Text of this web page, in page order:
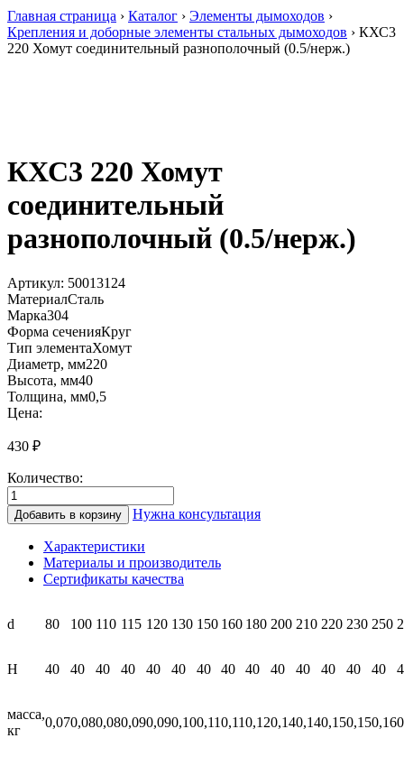
Главная страница › Каталог › Элементы дымоходов ›
Крепления и доборные элементы стальных дымоходов › КХС3
220 Хомут соединительный разнополочный (0.5/нерж.)
КХС3 220 Хомут
соединительный
разнополочный (0.5/нерж.)
Артикул: 50013124
МатериалСталь
Марка304
Форма сеченияКруг
Тип элементаХомут
Диаметр, мм220
Высота, мм40
Толщина, мм0,5
Цена:
430 ₽
Количество:
Количество
товара
КХС3
Хомут
соединительный
разнополочный
нерж.)
Добавить в корзину Нужна консультация
Характеристики
Материалы и производитель
Сертификаты качества
d 80 100 110 115 120 130 150 160 180 200 210 220 230 250
H 40 40 40 40 40 40 40 40 40 40 40 40 40 40
масса,
кг
0,070,080,080,090,090,100,110,110,120,140,140,150,150,16